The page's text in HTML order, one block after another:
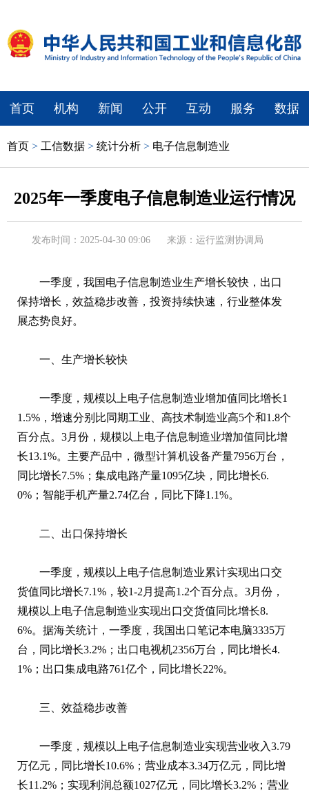
首页 机构 新闻 公开 互动 服务 数据
首页 > 工信数据 > 统计分析 > 电子信息制造业
2025年一季度电子信息制造业运行情况
发布时间：2025-04-30 09:06 来源：运行监测协调局
一季度，我国电子信息制造业生产增长较快，出口
保持增长，效益稳步改善，投资持续快速，行业整体发
展态势良好。
一、生产增长较快
一季度，规模以上电子信息制造业增加值同比增长1
1.5%，增速分别比同期工业、高技术制造业高5个和1.8个
百分点。3月份，规模以上电子信息制造业增加值同比增
长13.1%。主要产品中，微型计算机设备产量7956万台，
同比增长7.5%；集成电路产量1095亿块，同比增长6.
0%；智能手机产量2.74亿台，同比下降1.1%。
二、出口保持增长
一季度，规模以上电子信息制造业累计实现出口交
货值同比增长7.1%，较1-2月提高1.2个百分点。3月份，
规模以上电子信息制造业实现出口交货值同比增长8.
6%。据海关统计，一季度，我国出口笔记本电脑3335万
台，同比增长3.2%；出口电视机2356万台，同比增长4.
1%；出口集成电路761亿个，同比增长22%。
三、效益稳步改善
一季度，规模以上电子信息制造业实现营业收入3.79
万亿元，同比增长10.6%；营业成本3.34万亿元，同比增
长11.2%；实现利润总额1027亿元，同比增长3.2%；营业